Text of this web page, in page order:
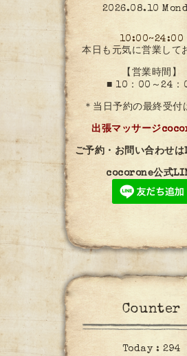
2026.08.10
10:00~24:00
本日も元気に営業して
【営業時間】
■ 10：00～24：
＊当日予約の最終受付
出張マッサージ
ご予約・お問い合わせ
cocorone公式
Counter
Today : 294